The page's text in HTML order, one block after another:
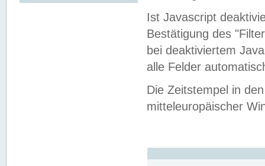
Ist Javascript
Bestätigung des
bei deaktiviertem
alle Felder
Die Zeitstempel in
mitteleuropäischer